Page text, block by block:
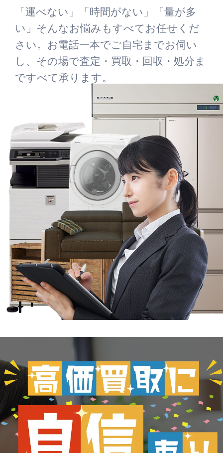
「運べない」「時間がない」「量が多
い」そんなお悩みもすべてお任せくだ
さい。お電話一本でご自宅までお伺い
し、その場で査定・買取・回収・処分ま
ですべて承ります。